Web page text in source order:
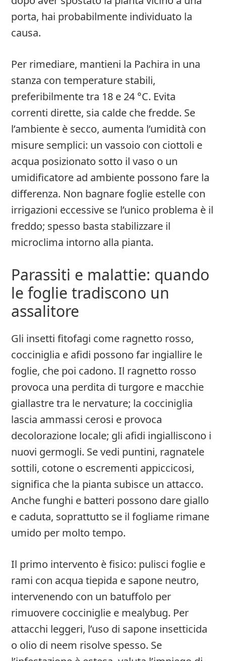
porta, hai probabilmente individuato la
causa.
Per rimediare, mantieni la Pachira in una
stanza con temperature stabili,
preferibilmente tra 18 e 24 °C. Evita
correnti dirette, sia calde che fredde. Se
l’ambiente è secco, aumenta l’umidità con
misure semplici: un vassoio con ciottoli e
acqua posizionato sotto il vaso o un
umidificatore ad ambiente possono fare la
differenza. Non bagnare foglie estelle con
irrigazioni eccessive se l’unico problema è il
freddo; spesso basta stabilizzare il
microclima intorno alla pianta.
Parassiti e malattie: quando
le foglie tradiscono un
assalitore
Gli insetti fitofagi come ragnetto rosso,
cocciniglia e afidi possono far ingiallire le
foglie, che poi cadono. Il ragnetto rosso
provoca una perdita di turgore e macchie
giallastre tra le nervature; la cocciniglia
lascia ammassi cerosi e provoca
decolorazione locale; gli afidi ingialliscono i
nuovi germogli. Se vedi puntini, ragnatele
sottili, cotone o escrementi appiccicosi,
significa che la pianta subisce un attacco.
Anche funghi e batteri possono dare giallo
e caduta, soprattutto se il fogliame rimane
umido per molto tempo.
Il primo intervento è fisico: pulisci foglie e
rami con acqua tiepida e sapone neutro,
intervenendo con un batuffolo per
rimuovere cocciniglie e mealybug. Per
attacchi leggeri, l’uso di sapone insetticida
o olio di neem risolve spesso. Se